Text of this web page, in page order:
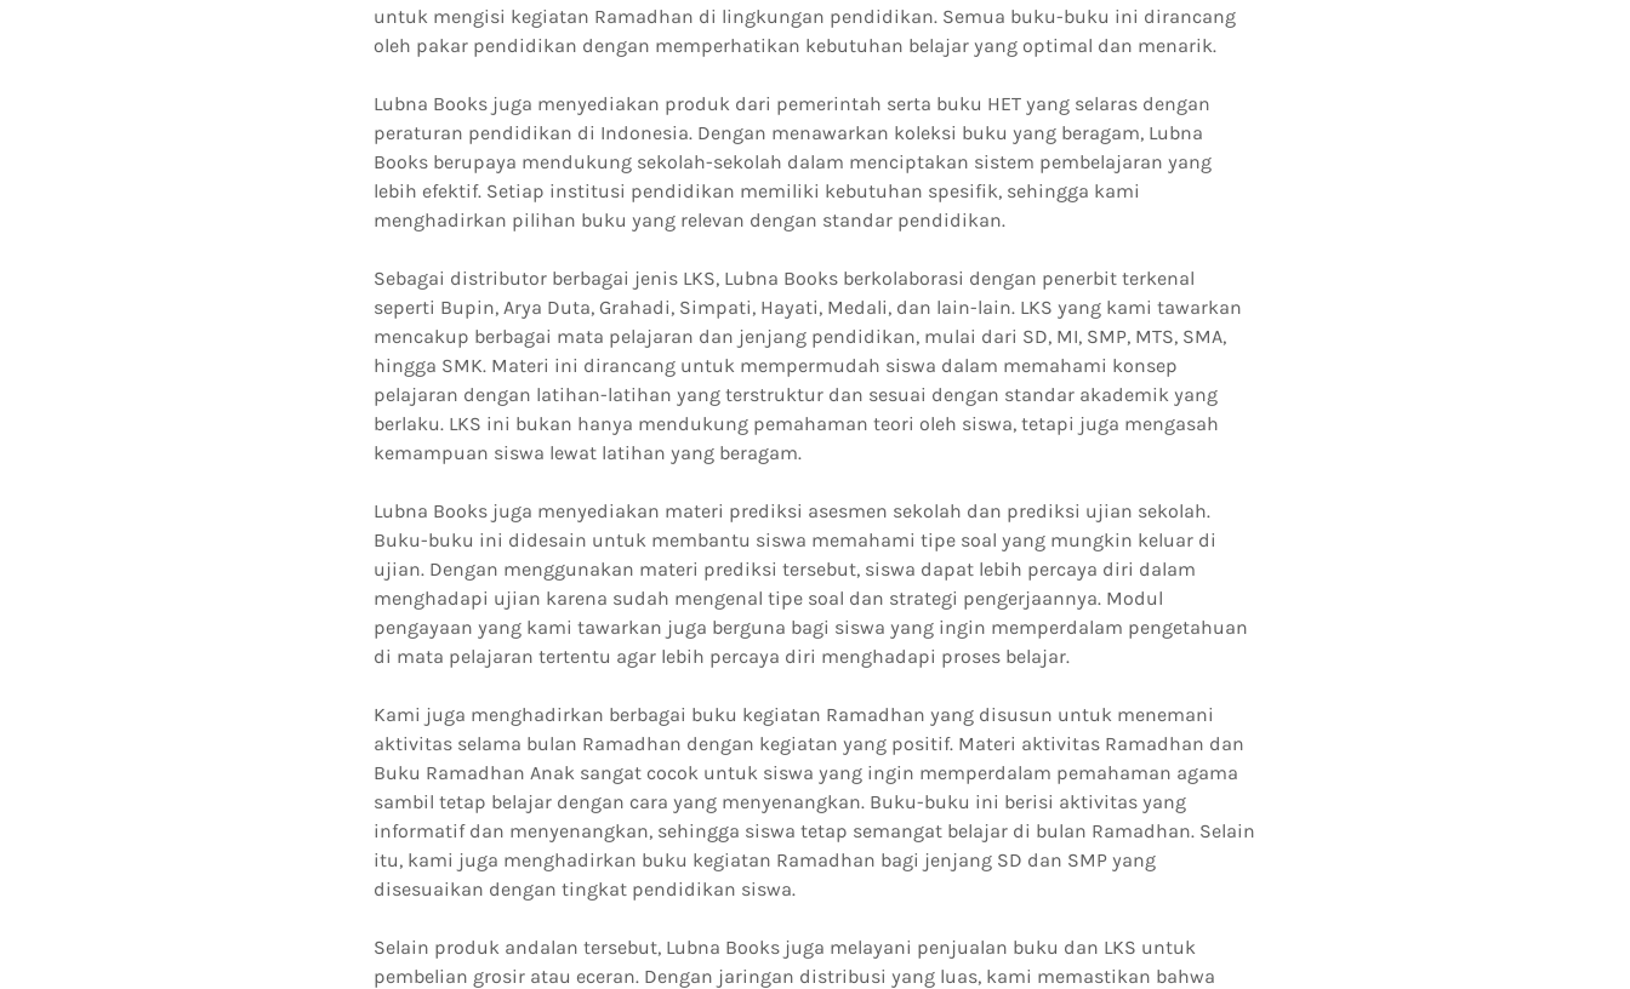
untuk mengisi kegiatan Ramadhan di lingkungan pendidikan. Semua buku-buku ini dirancang
oleh pakar pendidikan dengan memperhatikan kebutuhan belajar yang optimal dan menarik.
Lubna Books juga menyediakan produk dari pemerintah serta buku HET yang selaras dengan
peraturan pendidikan di Indonesia. Dengan menawarkan koleksi buku yang beragam, Lubna
Books berupaya mendukung sekolah-sekolah dalam menciptakan sistem pembelajaran yang
lebih efektif. Setiap institusi pendidikan memiliki kebutuhan spesifik, sehingga kami
menghadirkan pilihan buku yang relevan dengan standar pendidikan.
Sebagai distributor berbagai jenis LKS, Lubna Books berkolaborasi dengan penerbit terkenal
seperti Bupin, Arya Duta, Grahadi, Simpati, Hayati, Medali, dan lain-lain. LKS yang kami tawarkan
mencakup berbagai mata pelajaran dan jenjang pendidikan, mulai dari SD, MI, SMP, MTS, SMA,
hingga SMK. Materi ini dirancang untuk mempermudah siswa dalam memahami konsep
pelajaran dengan latihan-latihan yang terstruktur dan sesuai dengan standar akademik yang
berlaku. LKS ini bukan hanya mendukung pemahaman teori oleh siswa, tetapi juga mengasah
kemampuan siswa lewat latihan yang beragam.
Lubna Books juga menyediakan materi prediksi asesmen sekolah dan prediksi ujian sekolah.
Buku-buku ini didesain untuk membantu siswa memahami tipe soal yang mungkin keluar di
ujian. Dengan menggunakan materi prediksi tersebut, siswa dapat lebih percaya diri dalam
menghadapi ujian karena sudah mengenal tipe soal dan strategi pengerjaannya. Modul
pengayaan yang kami tawarkan juga berguna bagi siswa yang ingin memperdalam pengetahuan
di mata pelajaran tertentu agar lebih percaya diri menghadapi proses belajar.
Kami juga menghadirkan berbagai buku kegiatan Ramadhan yang disusun untuk menemani
aktivitas selama bulan Ramadhan dengan kegiatan yang positif. Materi aktivitas Ramadhan dan
Buku Ramadhan Anak sangat cocok untuk siswa yang ingin memperdalam pemahaman agama
sambil tetap belajar dengan cara yang menyenangkan. Buku-buku ini berisi aktivitas yang
informatif dan menyenangkan, sehingga siswa tetap semangat belajar di bulan Ramadhan. Selain
itu, kami juga menghadirkan buku kegiatan Ramadhan bagi jenjang SD dan SMP yang
disesuaikan dengan tingkat pendidikan siswa.
Selain produk andalan tersebut, Lubna Books juga melayani penjualan buku dan LKS untuk
pembelian grosir atau eceran. Dengan jaringan distribusi yang luas, kami memastikan bahwa